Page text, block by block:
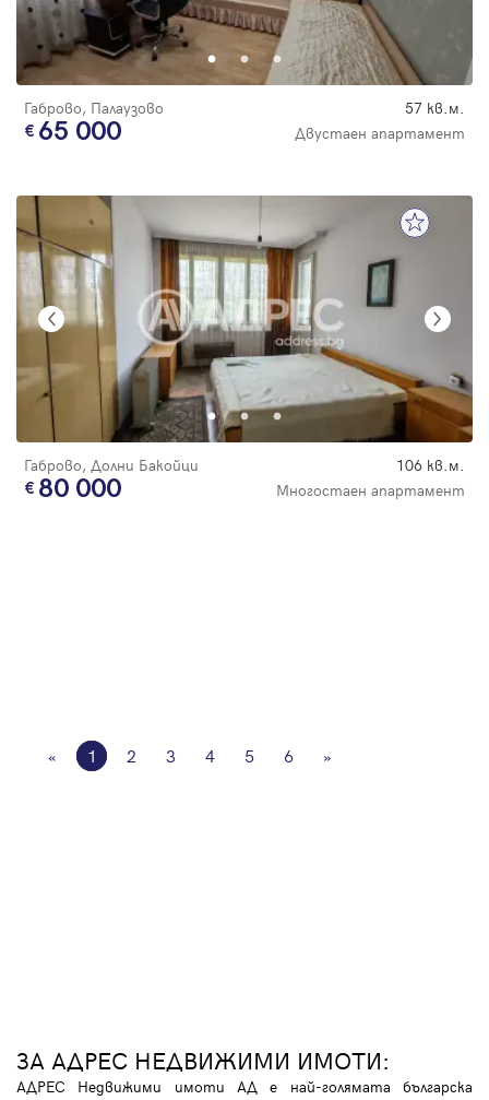
Габрово, Палаузово 57 кв.м.
65 000 Двустаен апартамент
Габрово, Долни Бакойци 106 кв.м.
80 000 Многостаен апартамент
« 1 2 3 4 5 6 »
ЗА АДРЕС НЕДВИЖИМИ ИМОТИ:
АДРЕС Недвижими имоти АД е най-голямата българска